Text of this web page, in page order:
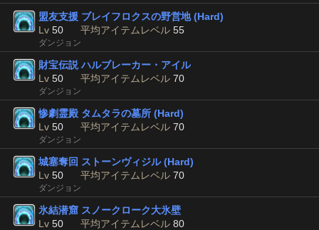
盟友支援 ブレイフロクスの野営地 (Hard)
Lv 50 平均アイテムレベル 55
ダンジョン
財宝伝説 ハルブレーカー・アイル
Lv 50 平均アイテムレベル 70
ダンジョン
惨劇霊殿 タムタラの墓所 (Hard)
Lv 50 平均アイテムレベル 70
ダンジョン
城塞奪回 ストーンヴィジル (Hard)
Lv 50 平均アイテムレベル 70
ダンジョン
氷結潜窟 スノークローク大氷壁
Lv 50 平均アイテムレベル 80